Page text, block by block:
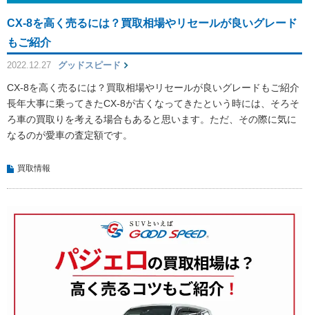
CX-8を高く売るには？買取相場やリセールが良いグレード
もご紹介
2022.12.27 グッドスピード
CX-8を高く売るには？買取相場やリセールが良いグレードもご紹介
長年大事に乗ってきたCX-8が古くなってきたという時には、そろそ
ろ車の買取りを考える場合もあると思います。ただ、その際に気に
なるのが愛車の査定額です。
買取情報